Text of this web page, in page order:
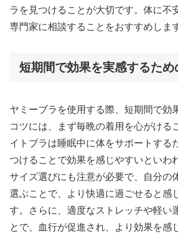
ラを見つけることが大切です。体に不
専門家に相談することをおすすめしま
短期間で効果を実感するため
ヤミーブラを使用する際、短期間で効
コツには、まず毎晩の着用を心がける
イトブラは睡眠中に体をサポートする
つけることで効果を感じやすいといわ
サイズ選びにも注意が必要で、自分の
選ぶことで、より快適に過ごせると感
す。さらに、適度なストレッチや軽い
とで、血行が促進され、より効果を感